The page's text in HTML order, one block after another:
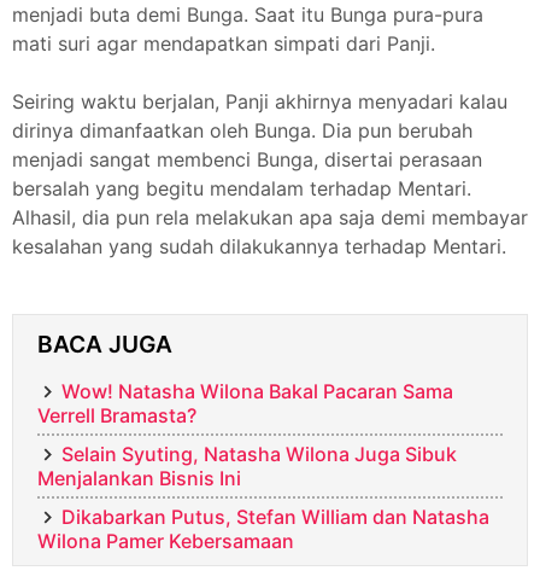
menjadi buta demi Bunga. Saat itu Bunga pura-pura
mati suri agar mendapatkan simpati dari Panji.
Seiring waktu berjalan, Panji akhirnya menyadari kalau
dirinya dimanfaatkan oleh Bunga. Dia pun berubah
menjadi sangat membenci Bunga, disertai perasaan
bersalah yang begitu mendalam terhadap Mentari.
Alhasil, dia pun rela melakukan apa saja demi membayar
kesalahan yang sudah dilakukannya terhadap Mentari.
BACA JUGA
Wow! Natasha Wilona Bakal Pacaran Sama
Verrell Bramasta?
Selain Syuting, Natasha Wilona Juga Sibuk
Menjalankan Bisnis Ini
Dikabarkan Putus, Stefan William dan Natasha
Wilona Pamer Kebersamaan